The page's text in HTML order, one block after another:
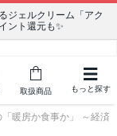
ジェルクリーム「アク
ント還元も✨
取扱商品 もっと探す
暖房か食事か」 ～経済